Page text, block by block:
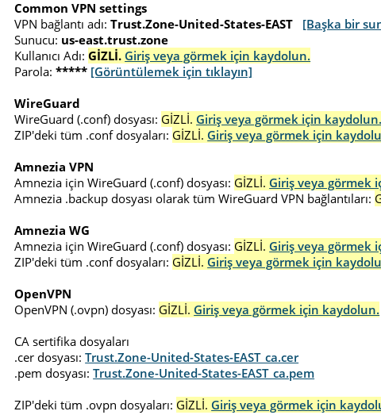
Common VPN settings
VPN bağlantı adı: Trust.Zone-United-States-EAST
[Başka bir
Sunucu: us-east.trust.zone
Kullanıcı Adı: GİZLİ. Giriş veya görmek için kaydolun.
Parola: ***** [Görüntülemek için tıklayın]
WireGuard
WireGuard (.conf) dosyası: GİZLİ. Giriş veya görmek için kaydolun.
ZIP'deki tüm .conf dosyaları: GİZLİ. Giriş veya görmek için
Amnezia VPN
Amnezia için WireGuard (.conf) dosyası: GİZLİ. Giriş veya görmek
Amnezia .backup dosyası olarak tüm WireGuard VPN bağlantıları:
Amnezia WG
Amnezia için WireGuard (.conf) dosyası: GİZLİ. Giriş veya görmek
ZIP'deki tüm .conf dosyaları: GİZLİ. Giriş veya görmek için
OpenVPN
OpenVPN (.ovpn) dosyası: GİZLİ. Giriş veya görmek için kaydolun.
CA sertifika dosyaları
.cer dosyası: Trust.Zone-United-States-EAST_ca.cer
.pem dosyası: Trust.Zone-United-States-EAST_ca.pem
ZIP'deki tüm .ovpn dosyaları: GİZLİ. Giriş veya görmek için